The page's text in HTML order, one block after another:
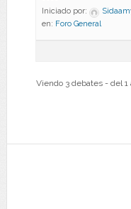
Iniciado por:
en: Foro General
Viendo 3 debates - del 1